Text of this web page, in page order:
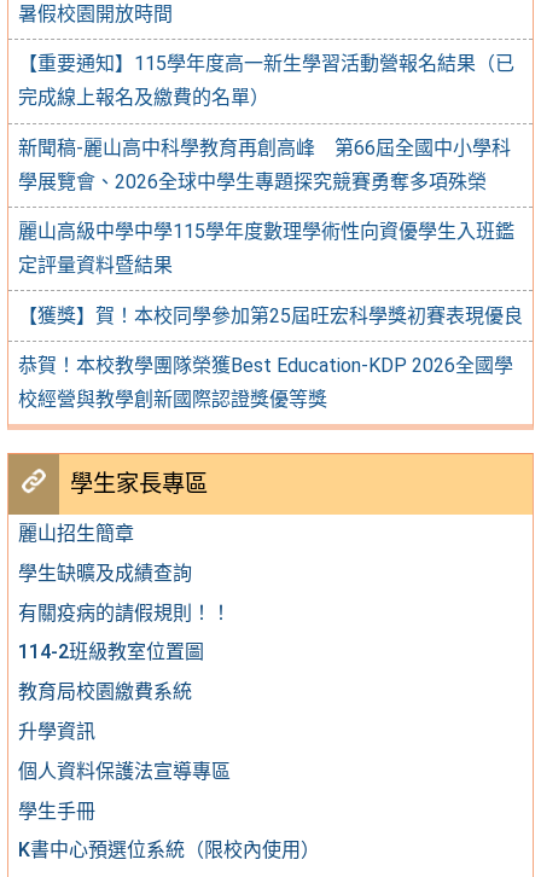
暑假校園開放時間
【重要通知】115學年度高一新生學習活動營報名結果（已
完成線上報名及繳費的名單）
新聞稿-麗山高中科學教育再創高峰 第66屆全國中小學科
學展覽會、2026全球中學生專題探究競賽勇奪多項殊榮
麗山高級中學中學115學年度數理學術性向資優學生入班鑑
定評量資料暨結果
【獲獎】賀！本校同學參加第25屆旺宏科學獎初賽表現優良
恭賀！本校教學團隊榮獲Best Education-KDP 2026全國學
校經營與教學創新國際認證獎優等獎
學生家長專區
麗山招生簡章
學生缺曠及成績查詢
有關疫病的請假規則！！
114-2班級教室位置圖
教育局校園繳費系統
升學資訊
個人資料保護法宣導專區
學生手冊
K書中心預選位系統（限校內使用）